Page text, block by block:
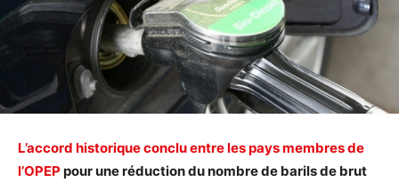
L’accord historique conclu entre les pays membres de
l’OPEP pour une réduction du nombre de barils de brut